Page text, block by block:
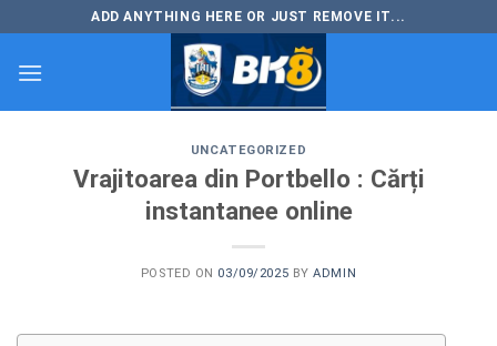
to
content
ADD ANYTHING HERE OR JUST REMOVE IT...
UNCATEGORIZED
Vrajitoarea din Portbello : Cărți
instantanee online
POSTED ON 03/09/2025 BYADMIN